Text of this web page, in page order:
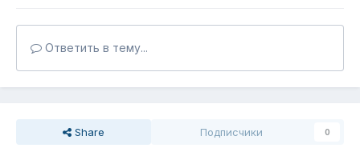
Ответить в тему...
Share Подписчики 0